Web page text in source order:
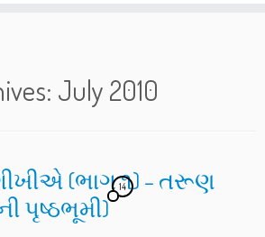
July 2010
(ભાગ ૧) – તરૂણ
પૃષ્ઠભૂમી)
14